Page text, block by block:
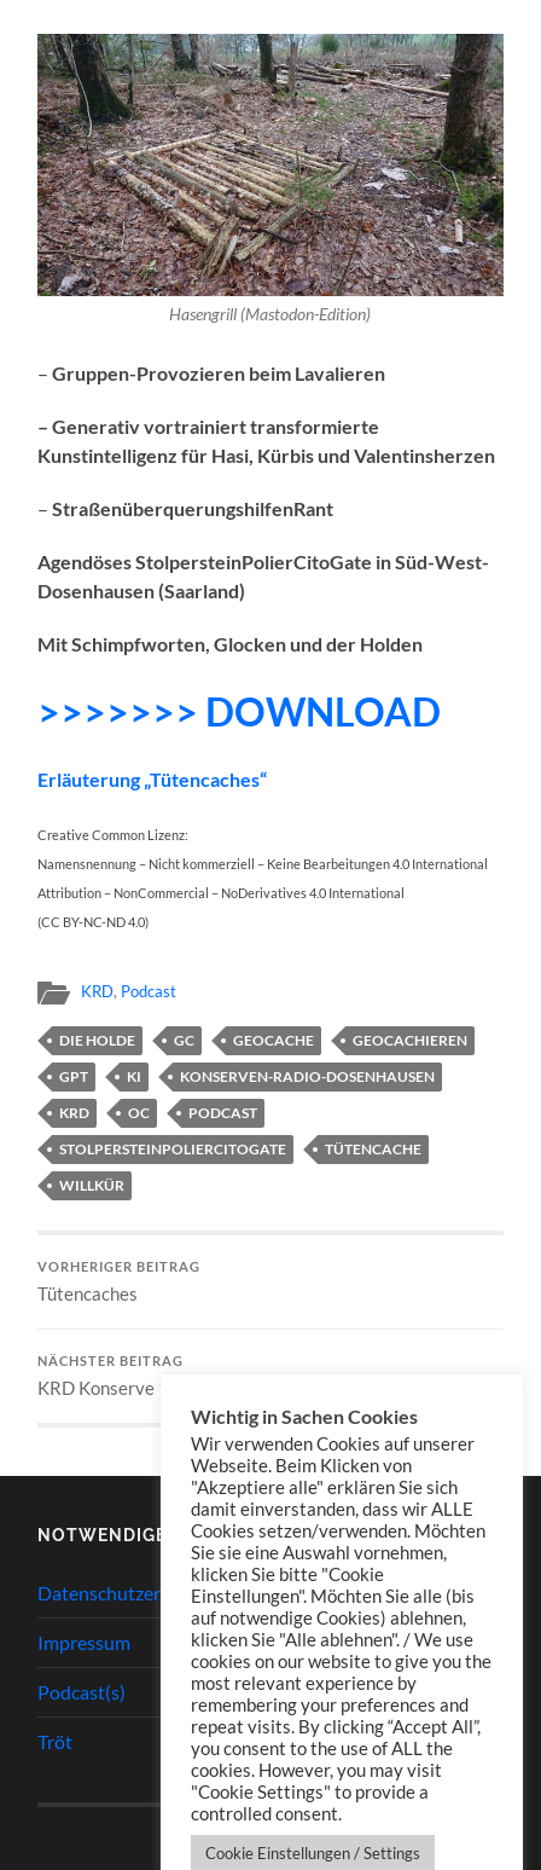
Hasengrill (Mastodon-Edition)
–Gruppen-Provozieren beim Lavalieren
– Generativ vortrainiert transformierte
Kunstintelligenz für Hasi, Kürbis und Valentinsherzen
–StraßenüberquerungshilfenRant
Agendöses StolpersteinPolierCitoGate in Süd-West-
Dosenhausen (Saarland)
Mit Schimpfworten, Glocken und der Holden
>>>>>>> DOWNLOAD
Erläuterung „Tütencaches“
Creative Common Lizenz:
Namensnennung – Nicht kommerziell – Keine Bearbeitungen 4.0 International
Attribution – NonCommercial – NoDerivatives 4.0 International
(CC BY-NC-ND 4.0)
KRD, Podcast
DIE HOLDE GC GEOCACHE
GEOCACHIEREN
GPT
KI
KONSERVEN-RADIO-DOSENHAUSEN
KRD
OC
PODCAST
STOLPERSTEINPOLIERCITOGATE
TÜTENCACHE
WILLKÜR
VORHERIGER BEITRAG
Tütencaches
NÄCHSTER BEITRAG
KRD Konserve 137
NOTWENDIGES
Datenschutzerklärung
Impressum
Podcast(s)
Tröt
Wichtig in Sachen Cookies
Wir verwenden Cookies auf unserer
Webseite. Beim Klicken von
"Akzeptiere alle" erklären Sie sich
damit einverstanden, dass wir ALLE
Cookies setzen/verwenden. Möchten
Sie sie eine Auswahl vornehmen,
klicken Sie bitte "Cookie
Einstellungen". Möchten Sie alle (bis
auf notwendige Cookies) ablehnen,
klicken Sie "Alle ablehnen". / We use
cookies on our website to give you the
most relevant experience by
remembering your preferences and
repeat visits. By clicking “Accept All”,
you consent to the use of ALL the
cookies. However, you may visit
"Cookie Settings" to provide a
controlled consent.
Cookie Einstellungen / Settings